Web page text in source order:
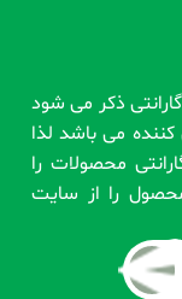
گارانتی ذکر می شود
می باشد لذا
محصولات را
را از سایت